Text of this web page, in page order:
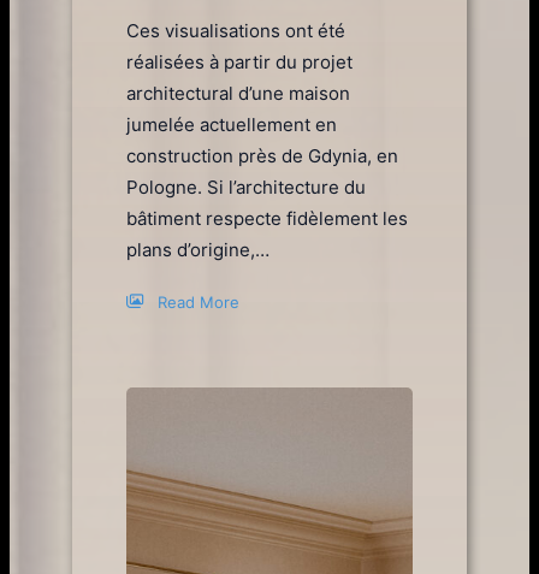
Ces visualisations ont été
réalisées à partir du projet
architectural d’une maison
jumelée actuellement en
construction près de Gdynia, en
Pologne. Si l’architecture du
bâtiment respecte fidèlement les
plans d’origine,…
Read More